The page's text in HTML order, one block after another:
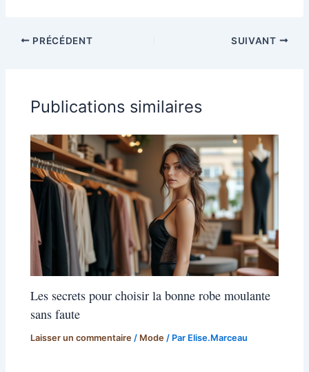
PRÉCÉDENT SUIVANT
Publications similaires
Les secrets pour choisir la bonne robe moulante
sans faute
Laisser un commentaire / Mode / Par Elise.Marceau